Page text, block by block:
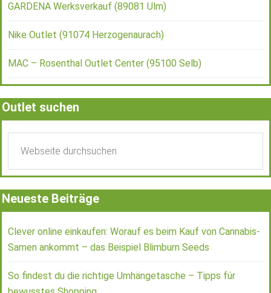
GARDENA Werksverkauf (89081 Ulm)
Nike Outlet (91074 Herzogenaurach)
MAC – Rosenthal Outlet Center (95100 Selb)
Outlet suchen
Neueste Beiträge
Clever online einkaufen: Worauf es beim Kauf von Cannabis-
Samen ankommt – das Beispiel Blimburn Seeds
So findest du die richtige Umhängetasche – Tipps für